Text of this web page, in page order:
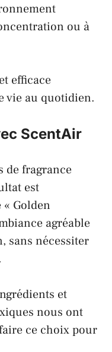
ou à
efficace
vie au quotidien.
ScentAir
de fragrance
est
« Golden
agréable
sans nécessiter
et
nous ont
ce choix pour